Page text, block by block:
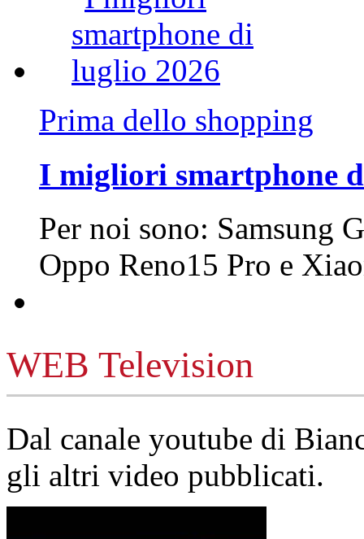
Prima dello shopping
I migliori smartphone
Per noi sono: Samsung
Oppo Reno15 Pro e
WEB Television
Dal canale youtube di
gli altri video pubblicati.